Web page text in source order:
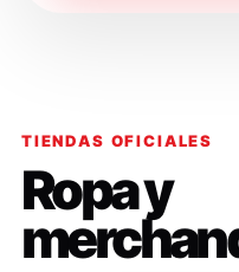
TIENDAS OFICIALES
Ropa y